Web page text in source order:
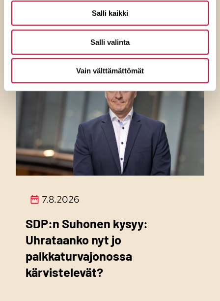
Salli kaikki
Salli valinta
Vain välttämättömät
turvallisuuspolitiikkaan
7.8.2026
SDP:n Suhonen kysyy:
Uhrataanko nyt jo
palkkaturvajonossa
kärvistelevät?